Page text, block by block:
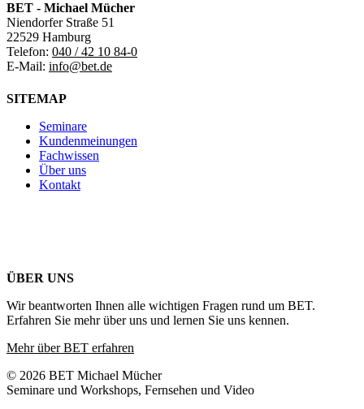
BET - Michael Mücher
Niendorfer Straße 51
22529 Hamburg
Telefon: 040 / 42 10 84-0
E-Mail: info@bet.de
SITEMAP
Seminare
Kundenmeinungen
Fachwissen
Über uns
Kontakt
ÜBER UNS
Wir beantworten Ihnen alle wichtigen Fragen rund um BET.
Erfahren Sie mehr über uns und lernen Sie uns kennen.
Mehr über BET erfahren
© 2026 BET Michael Mücher
Seminare und Workshops, Fernsehen und Video